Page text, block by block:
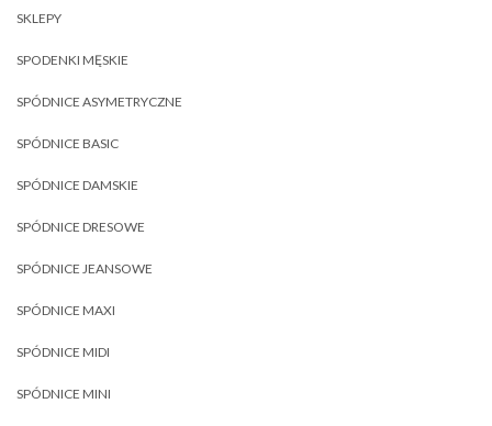
SKLEPY
SPODENKI MĘSKIE
SPÓDNICE ASYMETRYCZNE
SPÓDNICE BASIC
SPÓDNICE DAMSKIE
SPÓDNICE DRESOWE
SPÓDNICE JEANSOWE
SPÓDNICE MAXI
SPÓDNICE MIDI
SPÓDNICE MINI